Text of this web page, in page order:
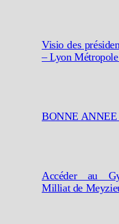
Visio des
– Lyon
BONNE ANNEE
Accéder au
Milliat de